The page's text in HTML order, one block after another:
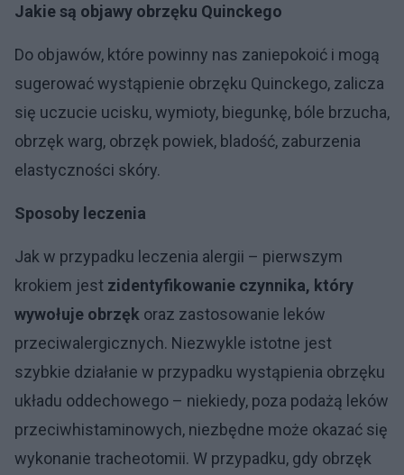
Jakie są objawy obrzęku Quinckego
Do objawów, które powinny nas zaniepokoić i mogą
sugerować wystąpienie obrzęku Quinckego, zalicza
się uczucie ucisku, wymioty, biegunkę, bóle brzucha,
obrzęk warg, obrzęk powiek, bladość, zaburzenia
elastyczności skóry.
Sposoby leczenia
Jak w przypadku leczenia alergii – pierwszym
krokiem jest zidentyfikowanie czynnika, który
wywołuje obrzęk oraz zastosowanie leków
przeciwalergicznych. Niezwykle istotne jest
szybkie działanie w przypadku wystąpienia obrzęku
układu oddechowego – niekiedy, poza podażą leków
przeciwhistaminowych, niezbędne może okazać się
wykonanie tracheotomii. W przypadku, gdy obrzęk